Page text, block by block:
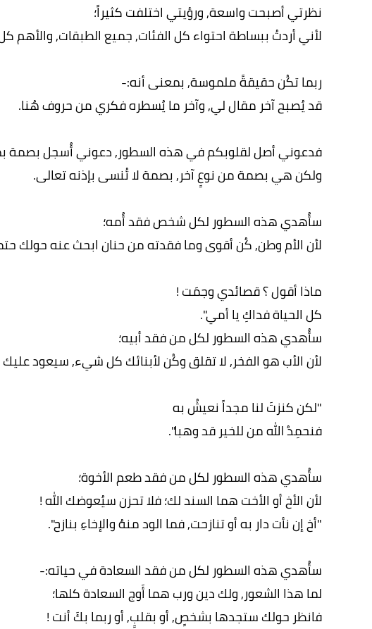
نظرتي أصبحت واسعة, ورؤيتي اختلفت كثيراً؛
لأني أردتُ ببساطة احتواء كل الفئات, جميع الطبقات, والأهم
ربما تكُن حقيقةً ملموسة, بمعنى أنه:-
قد يُصبح آخر مقال لي, وآخر ما يُسطره فكري من حروف هُنا.
فدعوني أصل لقلوبكم في هذه السطور, دعوني أُسجل بصمة
ولكن هي بصمة من نوعٍ آخر, بصمة لا تُنسى بإذنه تعالى.
سأُهدي هذه السطور لكل شخص فقد أُمه؛
لأن الأم وطن, كُن أقوى وما فقدته من حنان ابحث عنه حولك
ماذا أقول ؟ قصائدي وجمَت !
كل الحياة فداكِ يا أمي".
سأُهدي هذه السطور لكل من فقد أبيه؛
لأن الأب هو الفخر, لا تقلق وكُن لأبنائك كل شيء, سيعود عليك
"لكن كنزتَ لنا مجداً نعيشُ به
فنحمِدُ الله من للخير قد وهبا".
سأُهدي هذه السطور لكل من فقد طعم الأخوة؛
لأن الأخ أو الأخت هما السند لك؛ فلا تحزن سيُعوضك الله !
"أخ إن نأت دار به أو تنازحت, فما الود منهُ والإخاءِ بنازح".
سأُهدي هذه السطور لكل من فقد السعادة في حياته:-
لما هذا الشعور, ولك دين ورب هما أَوج السعادة كلها؛
فانظر حولك ستجدها بشخصٍ, أو بقلبٍ, أو ربما بكَ أنت !